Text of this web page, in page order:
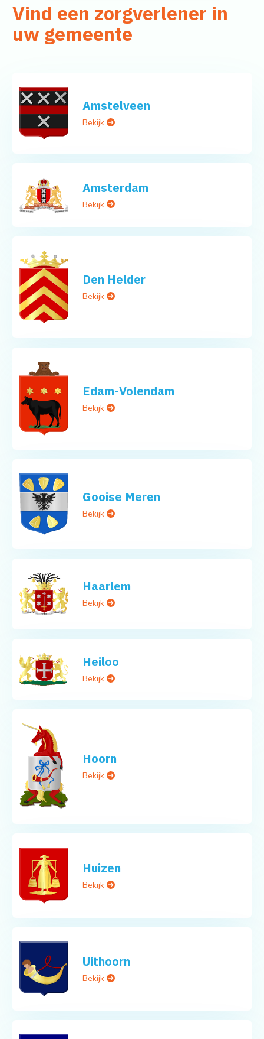
Vind een zorgverlener in
uw gemeente
Amstelveen
Bekijk
Amsterdam
Bekijk
Den Helder
Bekijk
Edam-Volendam
Bekijk
Gooise Meren
Bekijk
Haarlem
Bekijk
Heiloo
Bekijk
Hoorn
Bekijk
Huizen
Bekijk
Uithoorn
Bekijk